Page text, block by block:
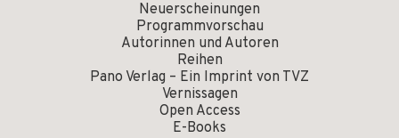
Neuerscheinungen
Programmvorschau
Autorinnen und Autoren
Reihen
Pano Verlag – Ein Imprint von TVZ
Vernissagen
Open Access
E-Books